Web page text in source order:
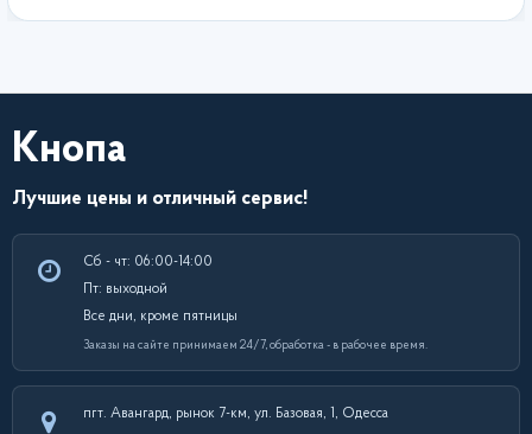
Кнопа
Лучшие цены и отличный сервис!
Сб - чт: 06:00-14:00
Пт: выходной
Все дни, кроме пятницы
Заказы на сайте принимаем 24/7, обработка - в рабочее время.
пгт. Авангард, рынок 7-км, ул. Базовая, 1, Одесса